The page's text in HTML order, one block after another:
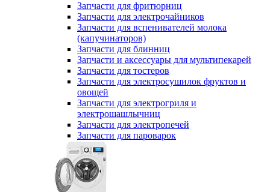
Запчасти для фритюрниц
Запчасти для электрочайников
Запчасти для вспенивателей молока
(капучинаторов)
Запчасти для блинниц
Запчасти и аксессуары для мультипекарей
Запчасти для тостеров
Запчасти для электросушилок фруктов и
овощей
Запчасти для электрогриля и
электрошашлычниц
Запчасти для электропечей
Запчасти для пароварок